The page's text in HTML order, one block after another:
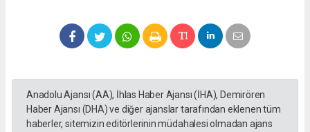
Anadolu Ajansı (AA), İhlas Haber Ajansı (İHA), Demirören
Haber Ajansı (DHA) ve diğer ajanslar tarafından eklenen tüm
haberler, sitemizin editörlerinin müdahalesi olmadan ajans